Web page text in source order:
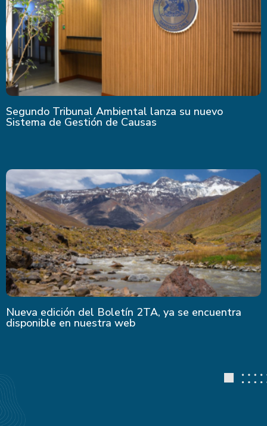
Segundo Tribunal Ambiental lanza su nuevo
Sistema de Gestión de Causas
Nueva edición del Boletín 2TA, ya se encuentra
disponible en nuestra web